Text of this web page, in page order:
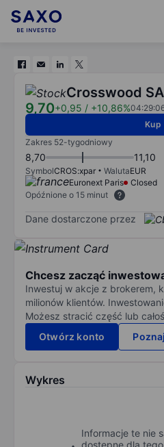
Crosswood SA
9,70+0,95 / +10,86%
Kup
Zakres 52-tygodniowy
8,70 11,10
SymbolCROS:xpar WalutaEUR
Euronext Paris
Closed
Opóźnione o 15 minut
Dane dostarczone przez
Chcesz zacząć
Inwestuj w akcje z brokerem,
milionów klientów.
Możesz stracić część lub
Otwórz konto
Wykres
Informacje te nie
dostępne dla